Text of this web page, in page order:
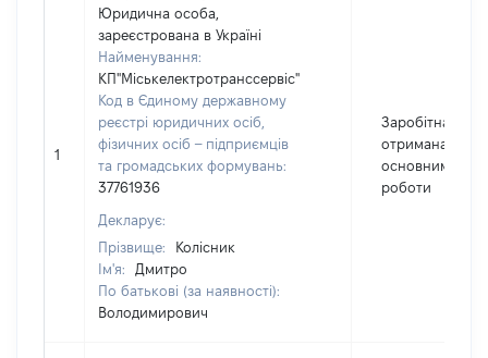
1
Юридична особа,
зареєстрована в Україні
Найменування:
КП"Міськелектротранссервіс"
Код в Єдиному державному
реєстрі юридичних осіб,
фізичних осіб – підприємців
та громадських формувань:
37761936
Декларує:
Прізвище:
Колісник
Ім'я:
Дмитро
По батькові (за наявності):
Володимирович
Заробітна
отримана за
основним
роботи